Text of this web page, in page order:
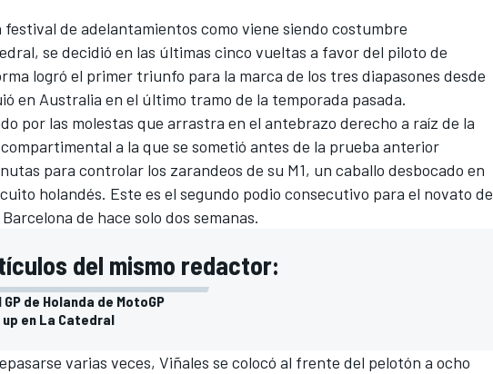
de adelantamientos como viene siendo costumbre
se decidió en las últimas cinco vueltas a favor del piloto de
logró el primer triunfo para la marca de los tres diapasones desde
en Australia en el último tramo de la temporada pasada.
por las molestas que arrastra en el antebrazo derecho a raíz de la
a la que se sometió antes de la prueba anterior
para controlar los zarandeos de su M1, un caballo desbocado en
holandés. Este es el segundo podio consecutivo para el novato de
de hace solo dos semanas.
del mismo redactor:
de Holanda de MotoGP
en La Catedral
varias veces, Viñales se colocó al frente del pelotón a ocho